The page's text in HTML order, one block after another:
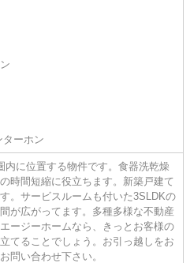
ーホン
内に位置する物件です。食器洗乾燥
時間短縮に役立ちます。新築戸建て
。サービスルームも付いた3SLDKの
が広がってます。多種多様な不動産
ージーホームなら、きっとお客様の
てることでしょう。お引っ越しをお
問い合わせ下さい。